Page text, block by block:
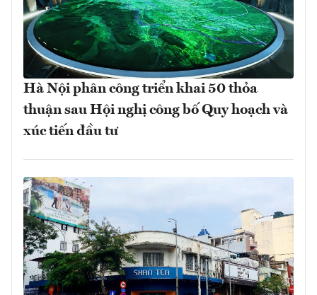
Hà Nội phân công triển khai 50 thỏa
thuận sau Hội nghị công bố Quy hoạch và
xúc tiến đầu tư